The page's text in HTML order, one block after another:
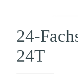
24-
24T